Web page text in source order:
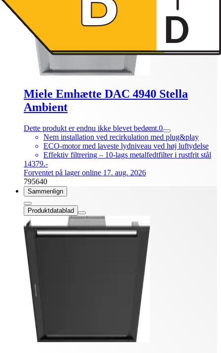
Miele Emhætte DAC 4940 Stella
Ambient
Dette produkt er endnu ikke blevet bedømt.0
Nem installation ved recirkulation med plug&play
ECO-motor med laveste lydniveau ved høj luftydelse
Effektiv filtrering – 10-lags metalfedtfilter i rustfrit stål
14379.-
Forventet på lager online 17. aug. 2026
795640
Sammenlign
Produktdatablad